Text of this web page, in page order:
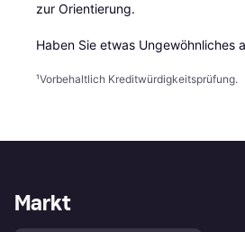
zur Orientierung.
Haben Sie etwas Ungewöhnliches
¹Vorbehaltlich Kreditwürdigkeitsprüfung.
Markt